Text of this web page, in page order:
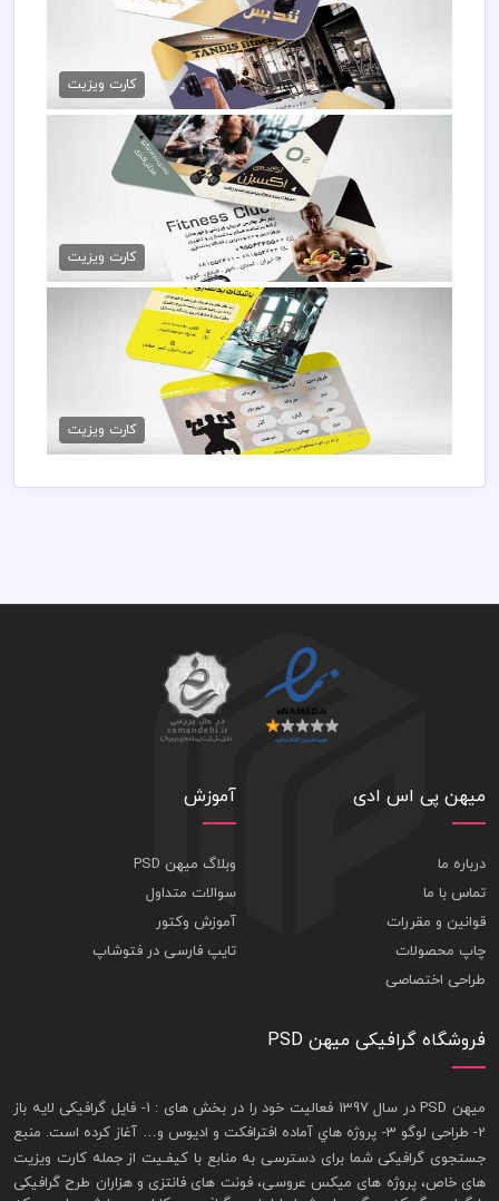
کارت ویزیت باشگاه فیتنس
79,000 تومان
کارت ویزیت
کارت ویزیت لایه باز فیتنس
79,000 تومان
کارت ویزیت
دانلود کارت ویزیت پرورش اندام
79,000 تومان
کارت ویزیت
میهن پی اس ادی
درباره ما
تماس با ما
قوانین و مقررات
چاپ محصولات
طراحی اختصاصی
آموزش
وبلاگ میهن PSD
سوالات متداول
آموزش وکتور
تایپ فارسی در فتوشاپ
فروشگاه گرافیکی میهن PSD
ميهن PSD در سال 1397 فعاليت خود را در بخش های : 1-
فايل گرافيکی لايه باز
2- طراحی لوگو 3- پروژه هاي آماده افترافکت و اديوس و… آغاز کرده است. منبع
جستجوی گرافيکی شما برای دسترسی به منابع با کيفـيت از جملهکارت ويزيت
های خاص، پروژه های ميکس عروسی، فونت های فانتزی و هزاران طرح گرافیکی